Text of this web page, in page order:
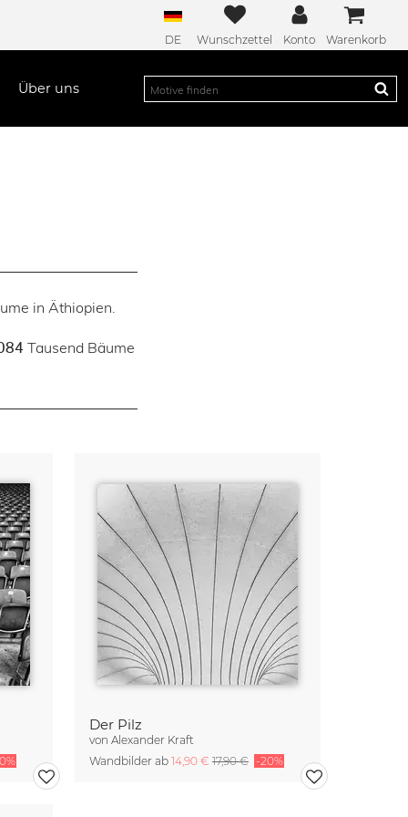
DE Wunschzettel Konto Warenkorb
Über uns
in Äthiopien.
Tausend Bäume
Der Pilz
von Alexander Kraft
Wandbilder ab 14,90 € 17,90 € -20%